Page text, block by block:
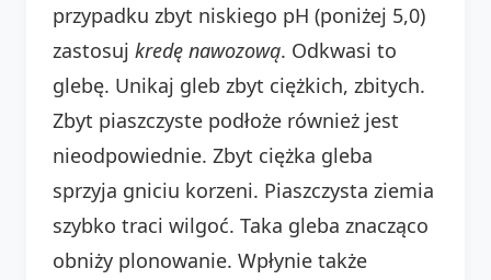
przypadku zbyt niskiego pH (poniżej 5,0)
zastosuj kredę nawozową. Odkwasi to
glebę. Unikaj gleb zbyt ciężkich, zbitych.
Zbyt piaszczyste podłoże również jest
nieodpowiednie. Zbyt ciężka gleba
sprzyja gniciu korzeni. Piaszczysta ziemia
szybko traci wilgoć. Taka gleba znacząco
obniży plonowanie. Wpłynie także